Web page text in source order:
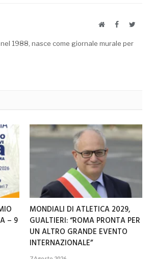
WebsiteFacebookTwitter
1988, nasce come giornale murale per
– 9
MONDIALI DI ATLETICA 2029,
GUALTIERI: “ROMA PRONTA PER
UN ALTRO GRANDE EVENTO
INTERNAZIONALE”